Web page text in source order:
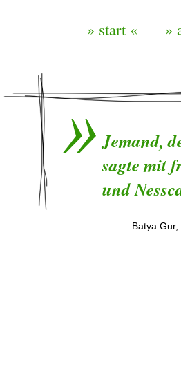
» start « »
Jemand,
sagte mit
und
Batya